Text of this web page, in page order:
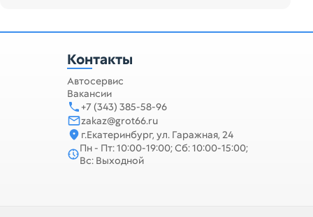
Контакты
Автосервис
Вакансии
+7 (343) 385-58-96
zakaz@grot66.ru
г.Екатеринбург, ул. Гаражная, 24
Пн - Пт: 10:00-19:00; Сб: 10:00-15:00;
Вс: Выходной